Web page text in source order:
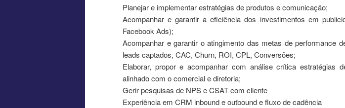
Planejar e implementar estratégias de produtos e comunicação;
Acompanhar e garantir a eficiência dos investimentos em
Facebook Ads);
Acompanhar e garantir o atingimento das metas de performance
leads captados, CAC, Churn, ROI, CPL, Conversões;
Elaborar, propor e acompanhar com análise crítica estratégias
alinhado com o comercial e diretoria;
Gerir pesquisas de NPS e CSAT com cliente
Experiência em CRM inbound e outbound e fluxo de cadência